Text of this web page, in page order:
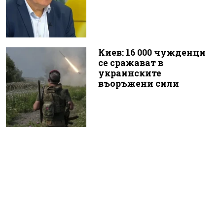
Киев: 16 000 чужденци
се сражават в
украинските
въоръжени сили